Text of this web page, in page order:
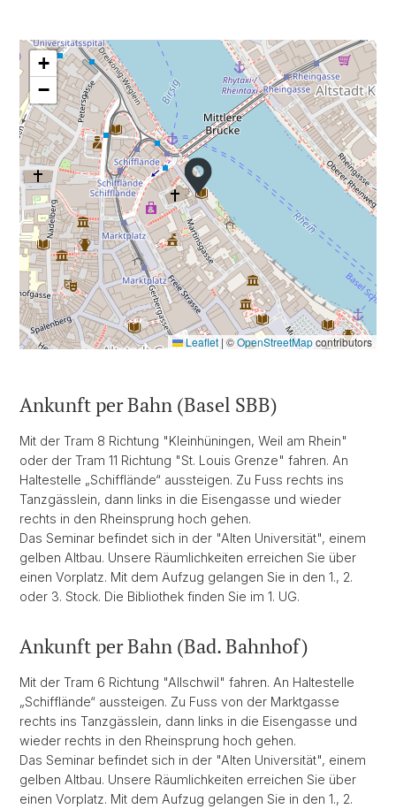
+
−
Leaflet | ©OpenStreetMapcontributors
Ankunft per Bahn (Basel SBB)
Mit der Tram 8 Richtung "Kleinhüningen, Weil am Rhein"
oder der Tram 11 Richtung "St. Louis Grenze" fahren. An
Haltestelle „Schifflände“ aussteigen. Zu Fuss rechts ins
Tanzgässlein, dann links in die Eisengasse und wieder
rechts in den Rheinsprung hoch gehen.
Das Seminar befindet sich in der "Alten Universität", einem
gelben Altbau. Unsere Räumlichkeiten erreichen Sie über
einen Vorplatz. Mit dem Aufzug gelangen Sie in den 1., 2.
oder 3. Stock. Die Bibliothek finden Sie im 1. UG.
Ankunft per Bahn (Bad. Bahnhof)
Mit der Tram 6 Richtung "Allschwil" fahren. An Haltestelle
„Schifflände“ aussteigen. Zu Fuss von der Marktgasse
rechts ins Tanzgässlein, dann links in die Eisengasse und
wieder rechts in den Rheinsprung hoch gehen.
Das Seminar befindet sich in der "Alten Universität", einem
gelben Altbau. Unsere Räumlichkeiten erreichen Sie über
einen Vorplatz. Mit dem Aufzug gelangen Sie in den 1., 2.